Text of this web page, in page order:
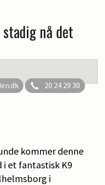
nå det
20 24 29 30
kommer denne
i et fantastisk K9
i